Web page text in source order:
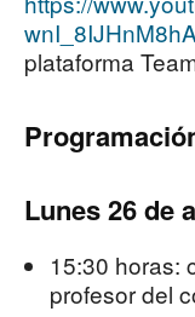
plataforma
Lunes 26 de
15:30 horas:
profesor del